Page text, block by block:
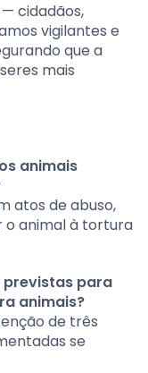
cidadãos,
vigilantes e
que a
mais
animais
atos de abuso,
o animal à tortura
previstas para
animais?
de três
se